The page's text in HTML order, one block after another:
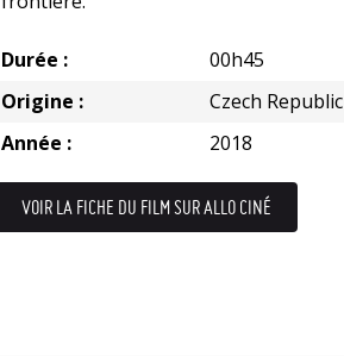
Durée :
00h45
Origine :
Czech Republic
Année :
2018
VOIR LA FICHE DU FILM SUR ALLO CINÉ